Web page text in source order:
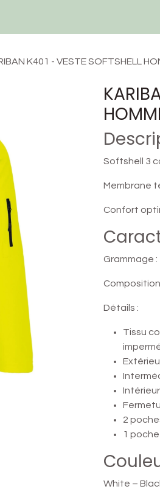
K401 - VESTE SOFTSHELL
Softshell 3
Membrane
Confort
Grammage :
Détails :
Tissu
2
1
White –